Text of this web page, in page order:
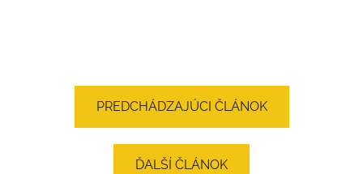
PREDCHÁDZAJÚCI ČLÁNOK
ĎALŠÍ ČLÁNOK